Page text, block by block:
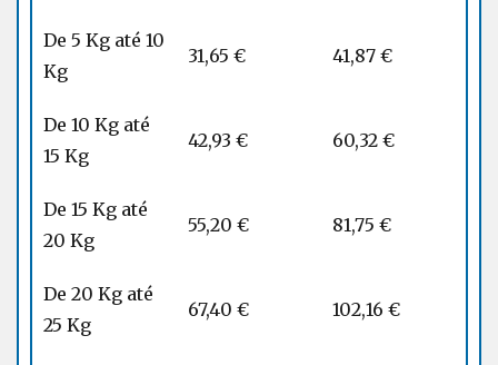
De 5 Kg até 10
Kg
31,65 € 41,87 €
De 10 Kg até
15 Kg
42,93 € 60,32 €
De 15 Kg até
20 Kg
55,20 € 81,75 €
De 20 Kg até
25 Kg
67,40 € 102,16 €